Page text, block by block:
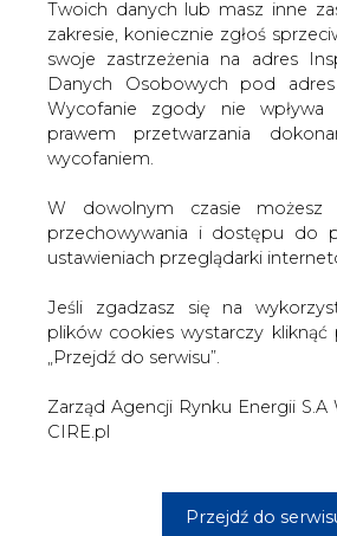
Zarząd Agencji Rynku Energii S.A
CIRE.pl
KOMENTARZE (0)
Bądź na
Podając adres e-mail wyrażają
na otrzymywanie treści
Agencji Rynku Energii S.A z
Warszawie.
Więcej informacji dotyczących